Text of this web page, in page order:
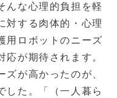
んな心理的負担を軽
対する肉体的・心理
用ロボットのニーズ
が期待されます。
ズが高かったのが、
した。「（一人暮ら